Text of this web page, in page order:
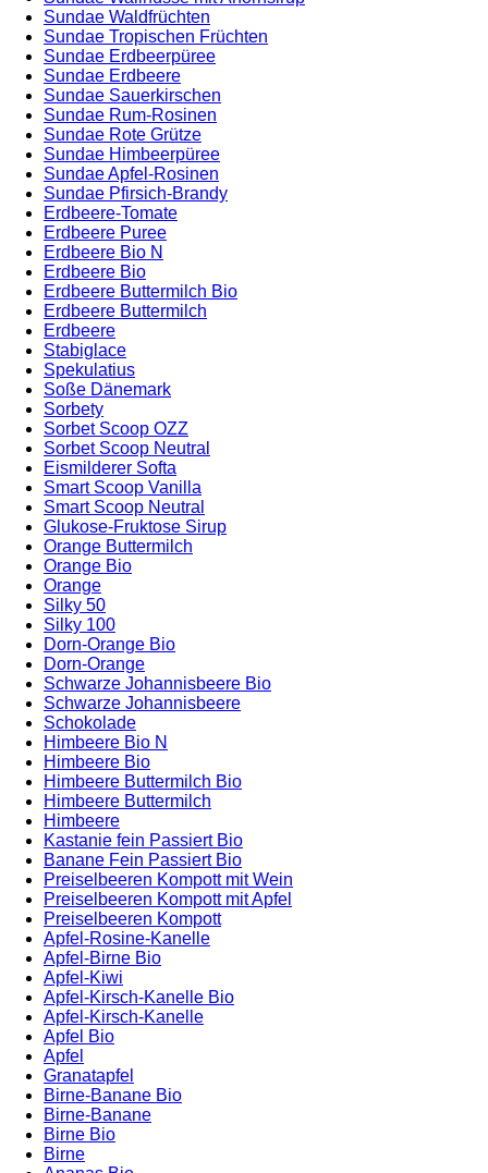
Sundae Waldfrüchten
Sundae Tropischen Früchten
Sundae Erdbeerpüree
Sundae Erdbeere
Sundae Sauerkirschen
Sundae Rum-Rosinen
Sundae Rote Grütze
Sundae Himbeerpüree
Sundae Apfel-Rosinen
Sundae Pfirsich-Brandy
Erdbeere-Tomate
Erdbeere Puree
Erdbeere Bio N
Erdbeere Bio
Erdbeere Buttermilch Bio
Erdbeere Buttermilch
Erdbeere
Stabiglace
Spekulatius
Soße Dänemark
Sorbety
Sorbet Scoop OZZ
Sorbet Scoop Neutral
Eismilderer Softa
Smart Scoop Vanilla
Smart Scoop Neutral
Glukose-Fruktose Sirup
Orange Buttermilch
Orange Bio
Orange
Silky 50
Silky 100
Dorn-Orange Bio
Dorn-Orange
Schwarze Johannisbeere Bio
Schwarze Johannisbeere
Schokolade
Himbeere Bio N
Himbeere Bio
Himbeere Buttermilch Bio
Himbeere Buttermilch
Himbeere
Kastanie fein Passiert Bio
Banane Fein Passiert Bio
Preiselbeeren Kompott mit Wein
Preiselbeeren Kompott mit Apfel
Preiselbeeren Kompott
Apfel-Rosine-Kanelle
Apfel-Birne Bio
Apfel-Kiwi
Apfel-Kirsch-Kanelle Bio
Apfel-Kirsch-Kanelle
Apfel Bio
Apfel
Granatapfel
Birne-Banane Bio
Birne-Banane
Birne Bio
Birne